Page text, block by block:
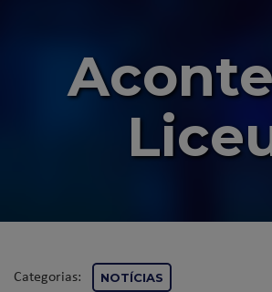
Categorias: NOTÍCIAS